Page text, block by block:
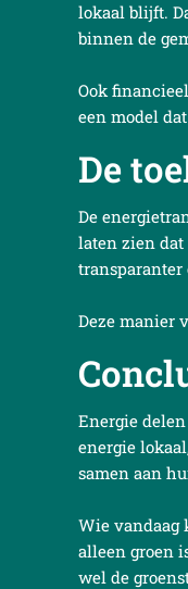
lokaal blijft.
binnen de
Ook
een model
De
De
laten zien dat
transparanter
Deze manier
Energie
energie
samen aan
Wie vandaag
alleen groen
wel de